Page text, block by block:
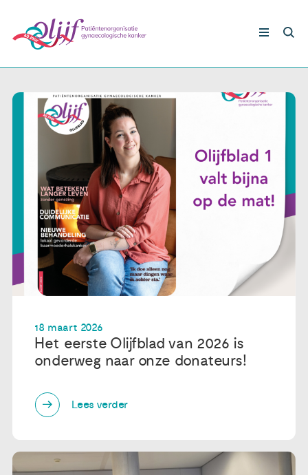
Nieuws
Publicaties
Over ons
Contact
Gynaecologische kankers
Lotgenoten
Leven met/na kanker
Steun ons
Nieuws
18 maart 2026
Het eerste Olijfblad van 2026 is
onderweg naar onze donateurs!
Lees verder